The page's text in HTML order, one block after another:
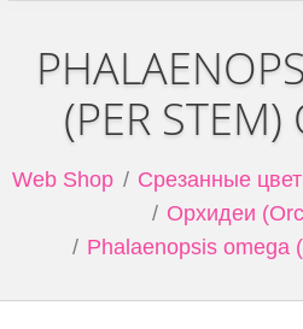
(PER
Web Shop
Срезанные
Орхидеи
Phalaenopsis omega